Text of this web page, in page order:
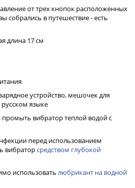
от трех кнопок расположенных
собрались в путешествие - есть
длина 17 см
устройство, мешочек для
языке
вибратор теплой водой с
перед использованием
вибраторсредством глубокой
использовать любрикант на водной